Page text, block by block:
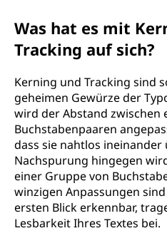
Was hat es mit
Tracking auf sich?
Kerning und Tracking sind
geheimen Gewürze der
wird der Abstand zwischen
Buchstabenpaaren
dass sie nahtlos ineinander
Nachspurung hingegen
einer Gruppe von
winzigen Anpassungen
ersten Blick erkennbar,
Lesbarkeit Ihres Textes bei.